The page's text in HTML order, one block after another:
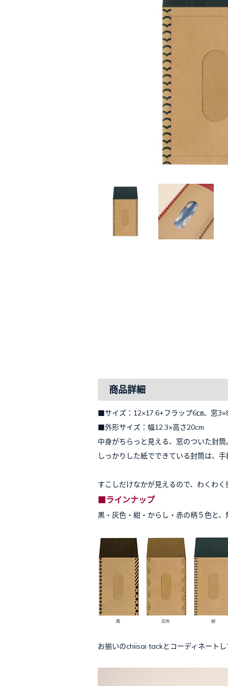
商品詳細
■サイズ：12×17.6+フラップ6㎝、窓
■外形サイズ：幅12.3×高さ20cm
中身がちらっと見える、窓のついた封筒
しっかりした紙でできている封筒は、
すこしだけなかが見えるので、わくわ
■ラインナップ
黒・灰色・紺・からし・赤の柄５色と
お揃いのchiisai tackとコーディネート